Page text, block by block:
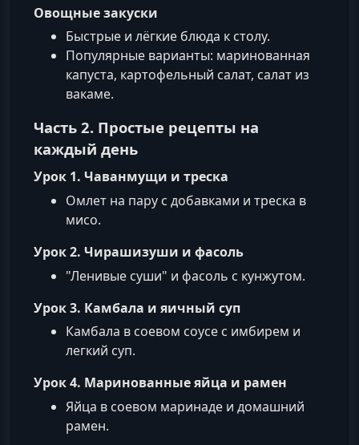
Овощные закуски
Быстрые и лёгкие блюда к столу.
Популярные варианты: маринованная
капуста, картофельный салат, салат из
вакаме.
Часть 2. Простые рецепты на
каждый день
Урок 1. Чаванмущи и треска
Омлет на пару с добавками и треска в
мисо.
Урок 2. Чирашизуши и фасоль
"Ленивые суши" и фасоль с кунжутом.
Урок 3. Камбала и яичный суп
Камбала в соевом соусе с имбирем и
легкий суп.
Урок 4. Маринованные яйца и рамен
Яйца в соевом маринаде и домашний
рамен.